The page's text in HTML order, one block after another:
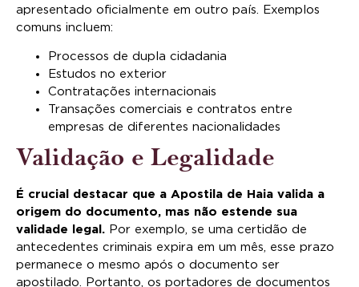
apresentado oficialmente em outro país. Exemplos
comuns incluem:
Processos de dupla cidadania
Estudos no exterior
Contratações internacionais
Transações comerciais e contratos entre
empresas de diferentes nacionalidades
Validação e Legalidade
É crucial destacar que a Apostila de Haia valida a
origem do documento, mas não estende sua
validade legal. Por exemplo, se uma certidão de
antecedentes criminais expira em um mês, esse prazo
permanece o mesmo após o documento ser
apostilado. Portanto, os portadores de documentos